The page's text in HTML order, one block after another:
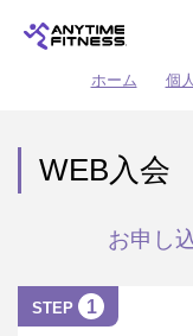
ホーム 個
WEB入会
お申し
STEP 1